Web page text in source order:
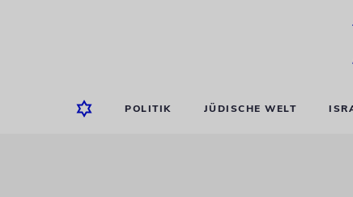
POLITIK JÜDISCHE WELT